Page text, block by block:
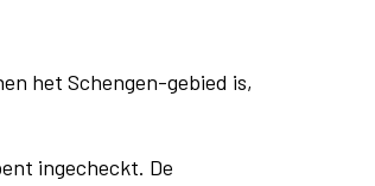
het Schengen-gebied is,
ingecheckt. De